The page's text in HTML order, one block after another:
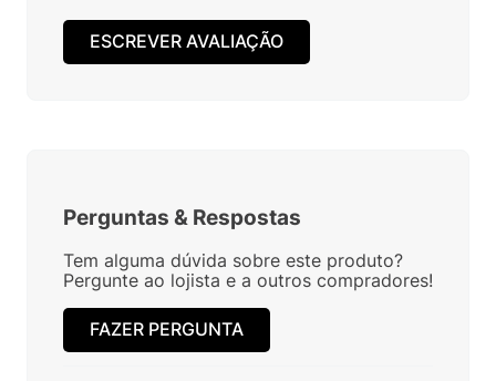
ESCREVER AVALIAÇÃO
Perguntas & Respostas
Tem alguma dúvida sobre este produto?
Pergunte ao lojista e a outros compradores!
FAZER PERGUNTA